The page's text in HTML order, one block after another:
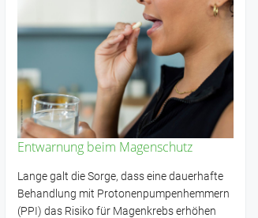
Entwarnung beim Magenschutz
Lange galt die Sorge, dass eine dauerhafte
Behandlung mit Protonenpumpenhemmern
(PPI) das Risiko für Magenkrebs erhöhen